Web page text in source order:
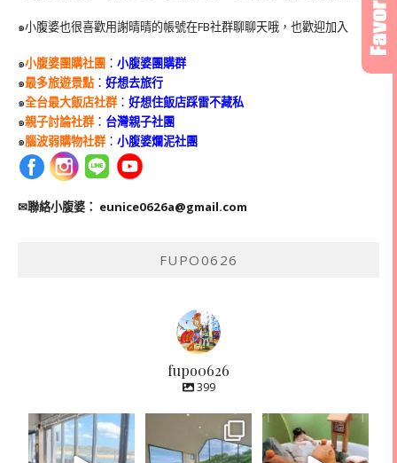
๑小腹婆也很喜歡用謝晴晴的帳號在FB社群聊聊天哦，也歡迎加入
๑小腹婆團購社團 ： 小腹婆團購群
๑最多旅遊景點： 好想去旅行
๑全台最大飯店社群： 好想住飯店踩雷不藏私
๑親子討論社群： 台灣親子社團
๑腦波弱購物社群： 小腹婆爛泥社團
✉聯絡小腹婆： eunice0626a@gmail.com
FUPO0626
fupo0626
399